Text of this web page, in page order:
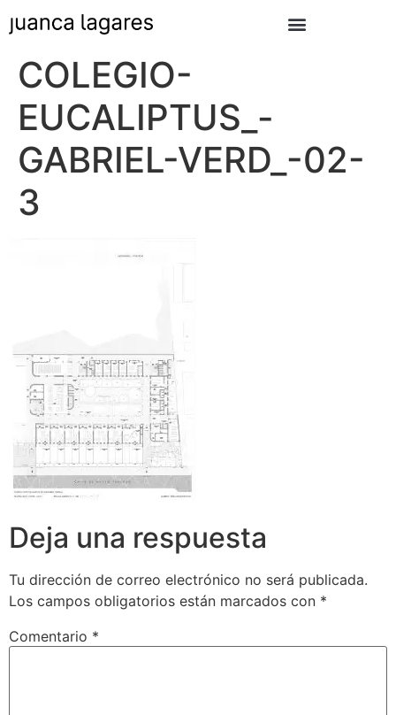
COLEGIO-
EUCALIPTUS_-
GABRIEL-VERD_-02-
3
Deja una respuesta
Tu dirección de correo electrónico no será publicada.
Los campos obligatorios están marcados con *
Comentario *